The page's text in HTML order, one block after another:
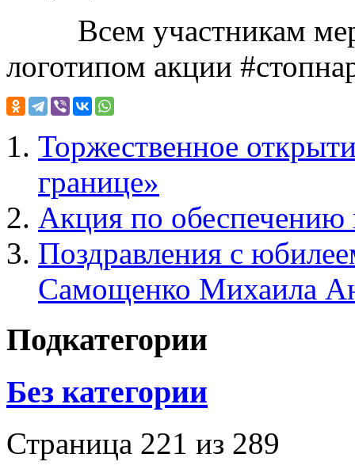
Всем участникам
логотипом акции
Торжественное
границе»
Акция по обеспечению
Поздравления с
Самощенко Михаила
Подкатегории
Без категории
Страница 221 из 289